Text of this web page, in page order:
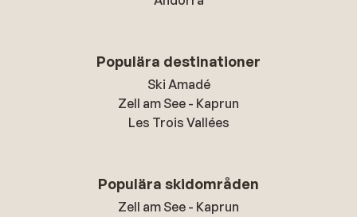
Populära destinationer
Ski Amadé
Zell am See - Kaprun
Les Trois Vallées
Populära skidområden
Zell am See - Kaprun